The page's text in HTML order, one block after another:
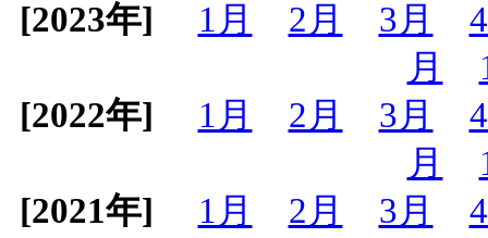
[2023年]
1月 2月 3月
月
[2022年]
1月 2月 3月
月
[2021年]
1月 2月 3月